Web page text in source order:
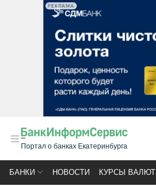
РЕКЛАМА
Портал о банках Екатеринбурга
БАНКИ НОВОСТИ КУРСЫ ВАЛЮТ